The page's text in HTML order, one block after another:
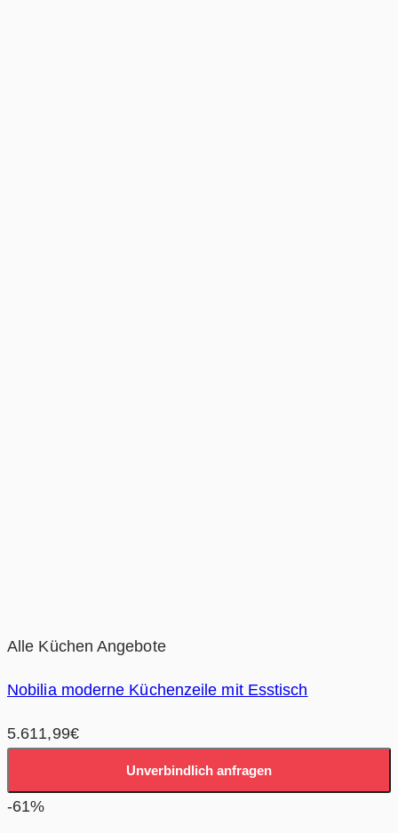
Alle Küchen Angebote
Nobilia moderne Küchenzeile mit Esstisch
5.611,99€
Unverbindlich anfragen
-61%